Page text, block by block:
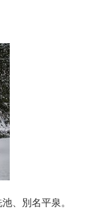
、別名平泉。